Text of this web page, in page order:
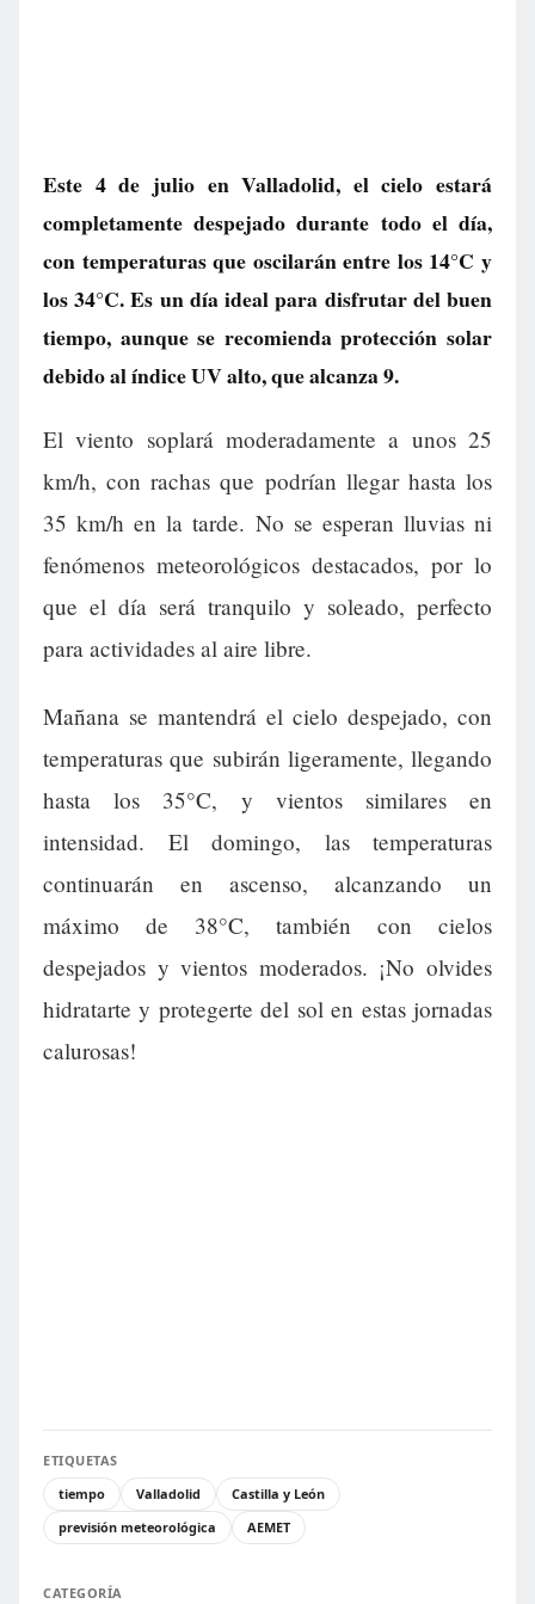
Este 4 de julio en Valladolid, el cielo estará
completamente despejado durante todo el día,
con temperaturas que oscilarán entre los 14°C y
los 34°C. Es un día ideal para disfrutar del buen
tiempo, aunque se recomienda protección solar
debido al índice UV alto, que alcanza 9.
El viento soplará moderadamente a unos 25
km/h, con rachas que podrían llegar hasta los
35 km/h en la tarde. No se esperan lluvias ni
fenómenos meteorológicos destacados, por lo
que el día será tranquilo y soleado, perfecto
para actividades al aire libre.
Mañana se mantendrá el cielo despejado, con
temperaturas que subirán ligeramente, llegando
hasta los 35°C, y vientos similares en
intensidad. El domingo, las temperaturas
continuarán en ascenso, alcanzando un
máximo de 38°C, también con cielos
despejados y vientos moderados. ¡No olvides
hidratarte y protegerte del sol en estas jornadas
calurosas!
ETIQUETAS
tiempo
Valladolid
Castilla y León
previsión meteorológica
AEMET
CATEGORÍA